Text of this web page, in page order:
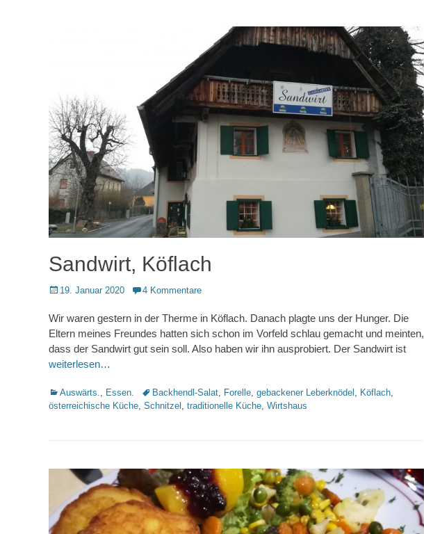
Sandwirt, Köflach
Posted19. Januar 2020 4 Kommentare
Wir waren gestern in der Therme in Köflach. Danach plagte uns der Hunger. Die
Eltern meines Freundes hatten sich schon im Vorfeld schlau gemacht und meinten,
dass der Sandwirt gut sein soll. Also haben wir ihn ausprobiert. Der Sandwirt ist
weiterlesen…
Kategorien
Auswärts. Essen. Schlagworte
Backhendl-Salat Forelle gebackener Leberknödel Köflach
österreichische Küche Schnitzel traditionelle Küche Wirtshaus